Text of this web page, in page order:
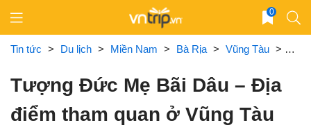
content
0
Tin tức > Du lịch > Miền Nam > Bà Rịa > Vũng Tàu >
Tượng Đức Mẹ Bãi Dâu – Địa
điểm tham quan ở Vũng Tàu